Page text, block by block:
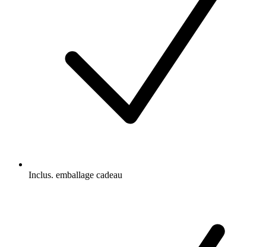
Inclus. emballage cadeau